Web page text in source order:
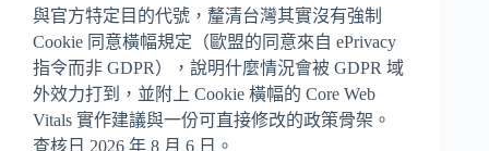
與官方特定目的代號，釐清台灣其實沒有強制
Cookie 同意橫幅規定（歐盟的同意來自 ePrivacy
指令而非 GDPR），說明什麼情況會被 GDPR 域
外效力打到，並附上 Cookie 橫幅的 Core Web
Vitals 實作建議與一份可直接修改的政策骨架。
查核日 2026 年 8 月 6 日。